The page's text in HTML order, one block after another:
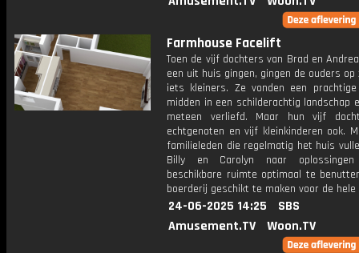
Farmhouse Facelift
Toen de vijf dochters van Brad en
een uit huis gingen, gingen de ouders op
iets kleiners. Ze vonden een
midden in een schilderachtig landschap
meteen verliefd. Maar hun vijf
echtgenoten en vijf kleinkinderen ook.
familieleden die regelmatig het huis
Billy en Carolyn naar
beschikbare ruimte optimaal te
boerderij geschikt te maken voor de
24-06-2025 14:25
SBS
Amusement.TV
Woon.TV